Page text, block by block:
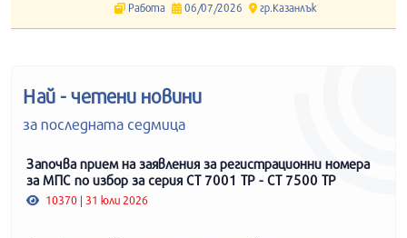
Работа 06/07/2026 гр.Казанлък
Най - четени новини
за последната седмица
Започва прием на заявления за регистрационни номера
за МПС по избор за серия СТ 7001 ТР - СТ 7500 ТР
10370 | 31 юли 2026